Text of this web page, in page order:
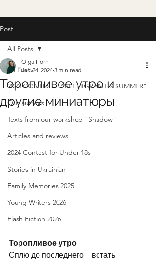
Post
All Posts
2023 CONTEST "AN EMIGRANT'S SUMMER"
Our authors
Texts from our workshop "Shadow"
Articles and reviews
2024 Contest for Under 18s
Stories in Ukrainian
Family Memories 2025
Young Writers 2026
Flash Fiction 2026
All Posts
Торопливое утро и
другие миниатюры
Olga Horn
Jan 24, 2024 3 min read
Торопливое утро
Сплю до последнего – встать